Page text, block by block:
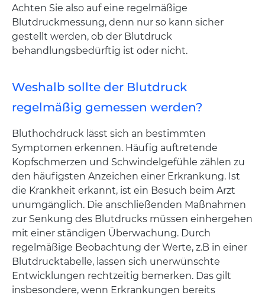
Achten Sie also auf eine regelmäßige
Blutdruckmessung, denn nur so kann sicher
gestellt werden, ob der Blutdruck
behandlungsbedürftig ist oder nicht.
Weshalb sollte der Blutdruck
regelmäßig gemessen werden?
Bluthochdruck lässt sich an bestimmten
Symptomen erkennen. Häufig auftretende
Kopfschmerzen und Schwindelgefühle zählen zu
den häufigsten Anzeichen einer Erkrankung. Ist
die Krankheit erkannt, ist ein Besuch beim Arzt
unumgänglich. Die anschließenden Maßnahmen
zur Senkung des Blutdrucks müssen einhergehen
mit einer ständigen Überwachung. Durch
regelmäßige Beobachtung der Werte, z.B in einer
Blutdrucktabelle, lassen sich unerwünschte
Entwicklungen rechtzeitig bemerken. Das gilt
insbesondere, wenn Erkrankungen bereits